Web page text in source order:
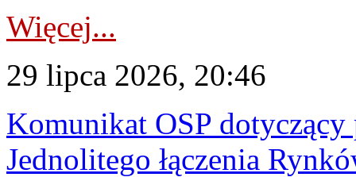
Więcej...
29 lipca 2026, 20:46
Komunikat OSP
Jednolitego łączenia